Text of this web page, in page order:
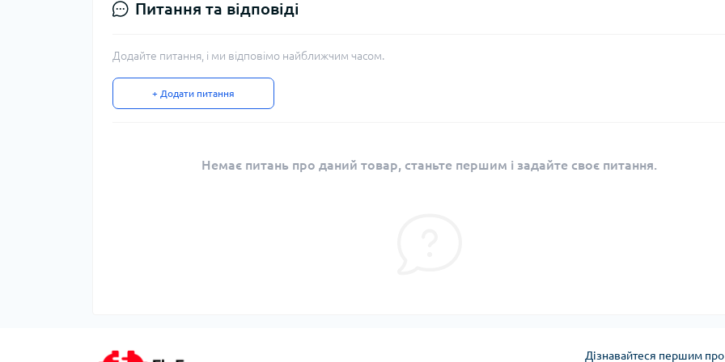
Питання та відповіді
Додайте питання, і ми відповімо найближчим часом.
+ Додати питання
Немає питань про даний товар, станьте першим і задайте своє питання.
Дізнавайтеся першим про